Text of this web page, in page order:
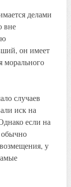
делами
вне
он имеет
морального
случаев
иск на
если на
обычно
у